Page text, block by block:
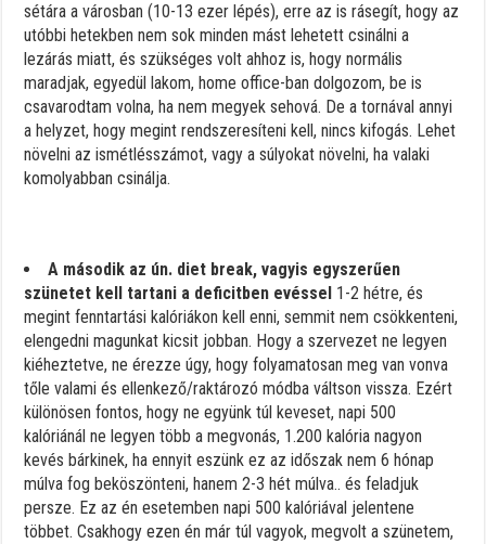
sétára a városban (10-13 ezer lépés), erre az is rásegít, hogy az
utóbbi hetekben nem sok minden mást lehetett csinálni a
lezárás miatt, és szükséges volt ahhoz is, hogy normális
maradjak, egyedül lakom, home office-ban dolgozom, be is
csavarodtam volna, ha nem megyek sehová. De a tornával annyi
a helyzet, hogy megint rendszeresíteni kell, nincs kifogás. Lehet
növelni az ismétlésszámot, vagy a súlyokat növelni, ha valaki
komolyabban csinálja.
A második az ún. diet break, vagyis egyszerűen
szünetet kell tartani a deficitben evéssel 1-2 hétre, és
megint fenntartási kalóriákon kell enni, semmit nem csökkenteni,
elengedni magunkat kicsit jobban. Hogy a szervezet ne legyen
kiéheztetve, ne érezze úgy, hogy folyamatosan meg van vonva
tőle valami és ellenkező/raktározó módba váltson vissza. Ezért
különösen fontos, hogy ne együnk túl keveset, napi 500
kalóriánál ne legyen több a megvonás, 1.200 kalória nagyon
kevés bárkinek, ha ennyit eszünk ez az időszak nem 6 hónap
múlva fog beköszönteni, hanem 2-3 hét múlva.. és feladjuk
persze. Ez az én esetemben napi 500 kalóriával jelentene
többet. Csakhogy ezen én már túl vagyok, megvolt a szünetem,